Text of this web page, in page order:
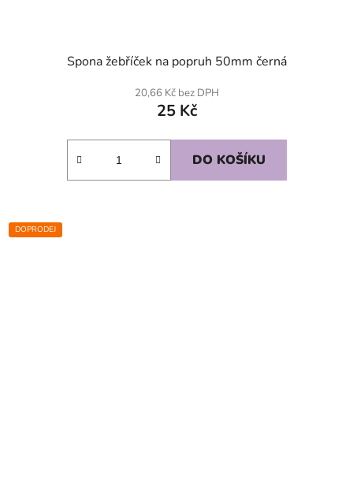
Spona žebříček na popruh 50mm černá
20,66 Kč bez DPH
25 Kč
DO KOŠÍKU
DOPRODEJ